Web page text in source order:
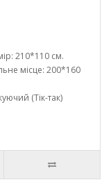
210*110 см.
місце: 200*160
(Тік-так)